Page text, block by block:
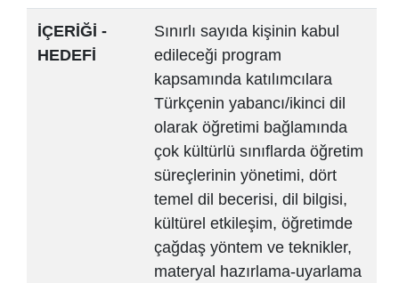
İÇERİĞİ -
HEDEFİ
Sınırlı sayıda kişinin kabul
edileceği program
kapsamında katılımcılara
Türkçenin yabancı/ikinci dil
olarak öğretimi bağlamında
çok kültürlü sınıflarda öğretim
süreçlerinin yönetimi, dört
temel dil becerisi, dil bilgisi,
kültürel etkileşim, öğretimde
çağdaş yöntem ve teknikler,
materyal hazırlama-uyarlama